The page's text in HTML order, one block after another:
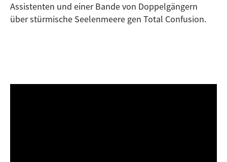
Assistenten und einer Bande von Doppelgängern
über stürmische Seelenmeere gen Total Confusion.